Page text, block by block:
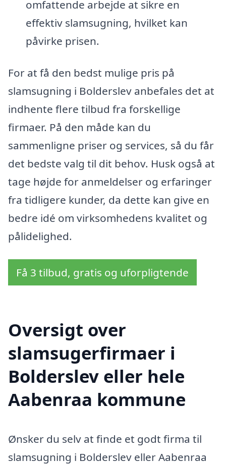
omfattende arbejde at sikre en
effektiv slamsugning, hvilket kan
påvirke prisen.
For at få den bedst mulige pris på
slamsugning i Bolderslev anbefales det at
indhente flere tilbud fra forskellige
firmaer. På den måde kan du
sammenligne priser og services, så du får
det bedste valg til dit behov. Husk også at
tage højde for anmeldelser og erfaringer
fra tidligere kunder, da dette kan give en
bedre idé om virksomhedens kvalitet og
pålidelighed.
Få 3 tilbud, gratis og uforpligtende
Oversigt over
slamsugerfirmaer i
Bolderslev eller hele
Aabenraa kommune
Ønsker du selv at finde et godt firma til
slamsugning i Bolderslev eller Aabenraa